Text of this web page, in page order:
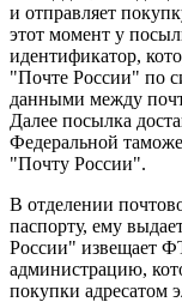
и отправляет
этот момент у
идентификатор,
"Почте России" по
данными между
Далее посылка
Федеральной
"Почту России".
В отделении
паспорту, ему
России" извещает
администрацию,
покупки адресатом